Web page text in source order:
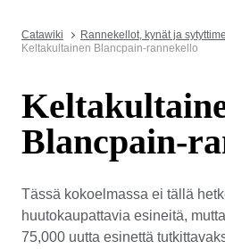
Catawiki Rannekellot, kynät ja
Keltakultainen Blancpain-rannekello
Blancpain-
Tässä kokoelmassa ei tällä
huutokaupattavia esineitä,
75,000 uutta esinettä